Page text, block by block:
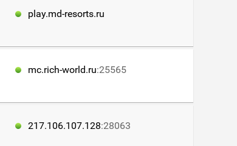
play.md-resorts.ru
mc.rich-world.ru:25565
217.106.107.128:28063